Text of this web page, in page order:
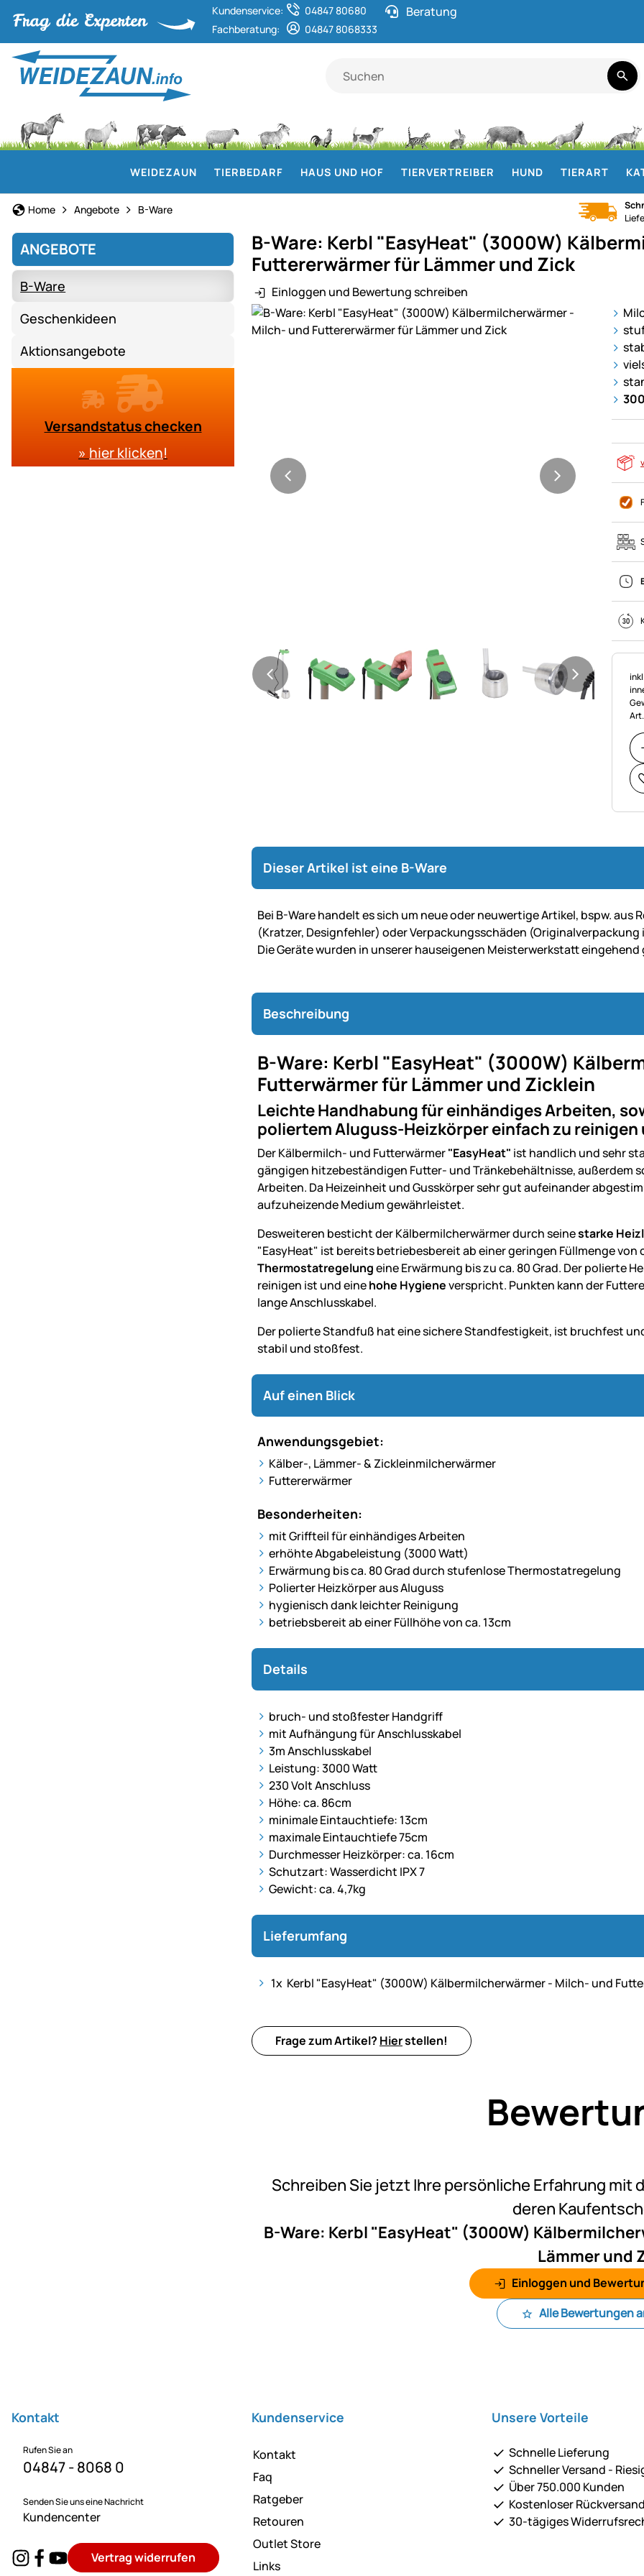
Kundenservice:
04847 80680
Fachberatung:
04847 8068333
Beratung
WEIDEZAUN TIERBEDARF HAUS UND HOF TIERVERTREIBER HUND TIERART
Home Angebote B-Ware
ANGEBOTE
B-Ware
Geschenkideen
Aktionsangebote
Versandstatus checken
» hier klicken!
B-Ware: Kerbl "EasyHeat" (3000W)
Futtererwärmer für Lämmer und Zick
Einloggen und Bewertung schreiben
Produktgalerie
Dieser Artikel ist eine B-Ware
Bei B-Ware handelt es sich um neue oder neu­wer­tige Artikel, bspw.
(Kratzer, Design­fehler) oder Ver­packungs­schäden
Die Geräte wurden in unserer haus­ei­ge­nen Mei­ster­werk­statt
Beschreibung
B-Ware: Kerbl "EasyHeat" (3000W)
Futterwärmer für Lämmer und Zicklein
Leichte Handhabung für einhändiges Arbeiten,
poliertem Aluguss-Heizkörper einfach zu
Der Kälbermilch- und Futterwärmer"EasyHeat" ist handlich und sehr
gängigen hitzebeständigen Futter- und Tränkebehältnisse, außerdem
Arbeiten. Da Heizeinheit und Gusskörper sehr gut aufeinander
aufzuheizende Medium gewährleistet.
Desweiteren besticht der Kälbermilcherwärmer durch seinestarke
"EasyHeat" ist bereits betriebesbereit ab einer geringen Füllmenge von
Thermostatregelungeine Erwärmung bis zu ca. 80 Grad. Der polierte
reinigen ist und einehohe Hygieneverspricht. Punkten kann der
lange Anschlusskabel.
Der polierte Standfuß hat eine sichere Standfestigkeit, ist bruchfest
stabil und stoßfest.
Auf einen Blick
Anwendungsgebiet:
Kälber-, Lämmer- & Zickleinmilcherwärmer
Futtererwärmer
Besonderheiten:
mit Griffteil für einhändiges Arbeiten
erhöhte Abgabeleistung (3000 Watt)
Erwärmung bis ca. 80 Grad durch stufenlose Thermostatregelung
Polierter Heizkörper aus Aluguss
hygienisch dank leichter Reinigung
betriebsbereit ab einer Füllhöhe von ca. 13cm
Details
bruch- und stoßfester Handgriff
mit Aufhängung für Anschlusskabel
3m Anschlusskabel
Leistung: 3000 Watt
230 Volt Anschluss
Höhe: ca. 86cm
minimale Eintauchtiefe: 13cm
maximale Eintauchtiefe 75cm
Durchmesser Heizkörper: ca. 16cm
Schutzart: Wasserdicht IPX 7
Gewicht: ca. 4,7kg
Lieferumfang
1x Kerbl "EasyHeat" (3000W) Kälbermilcherwärmer - Milch- und
Frage zum Artikel? Hierstellen!
Schreiben Sie jetzt Ihre persönliche Erfahrung mit
deren
B-Ware: Kerbl "EasyHeat" (3000W)
Lämmer und
Einloggen und
Alle Bewertungen
Kontakt
Rufen Sie an
04847 - 8068 0
Senden Sie uns eine Nachricht
Kundencenter
Vertrag widerrufen
Kundenservice
Kontakt
Faq
Ratgeber
Retouren
Outlet Store
Links
Unsere Vorteile
Schnelle Lieferung
Schneller Versand -
Über 750.000 Kunden
Kostenloser
30-tägiges